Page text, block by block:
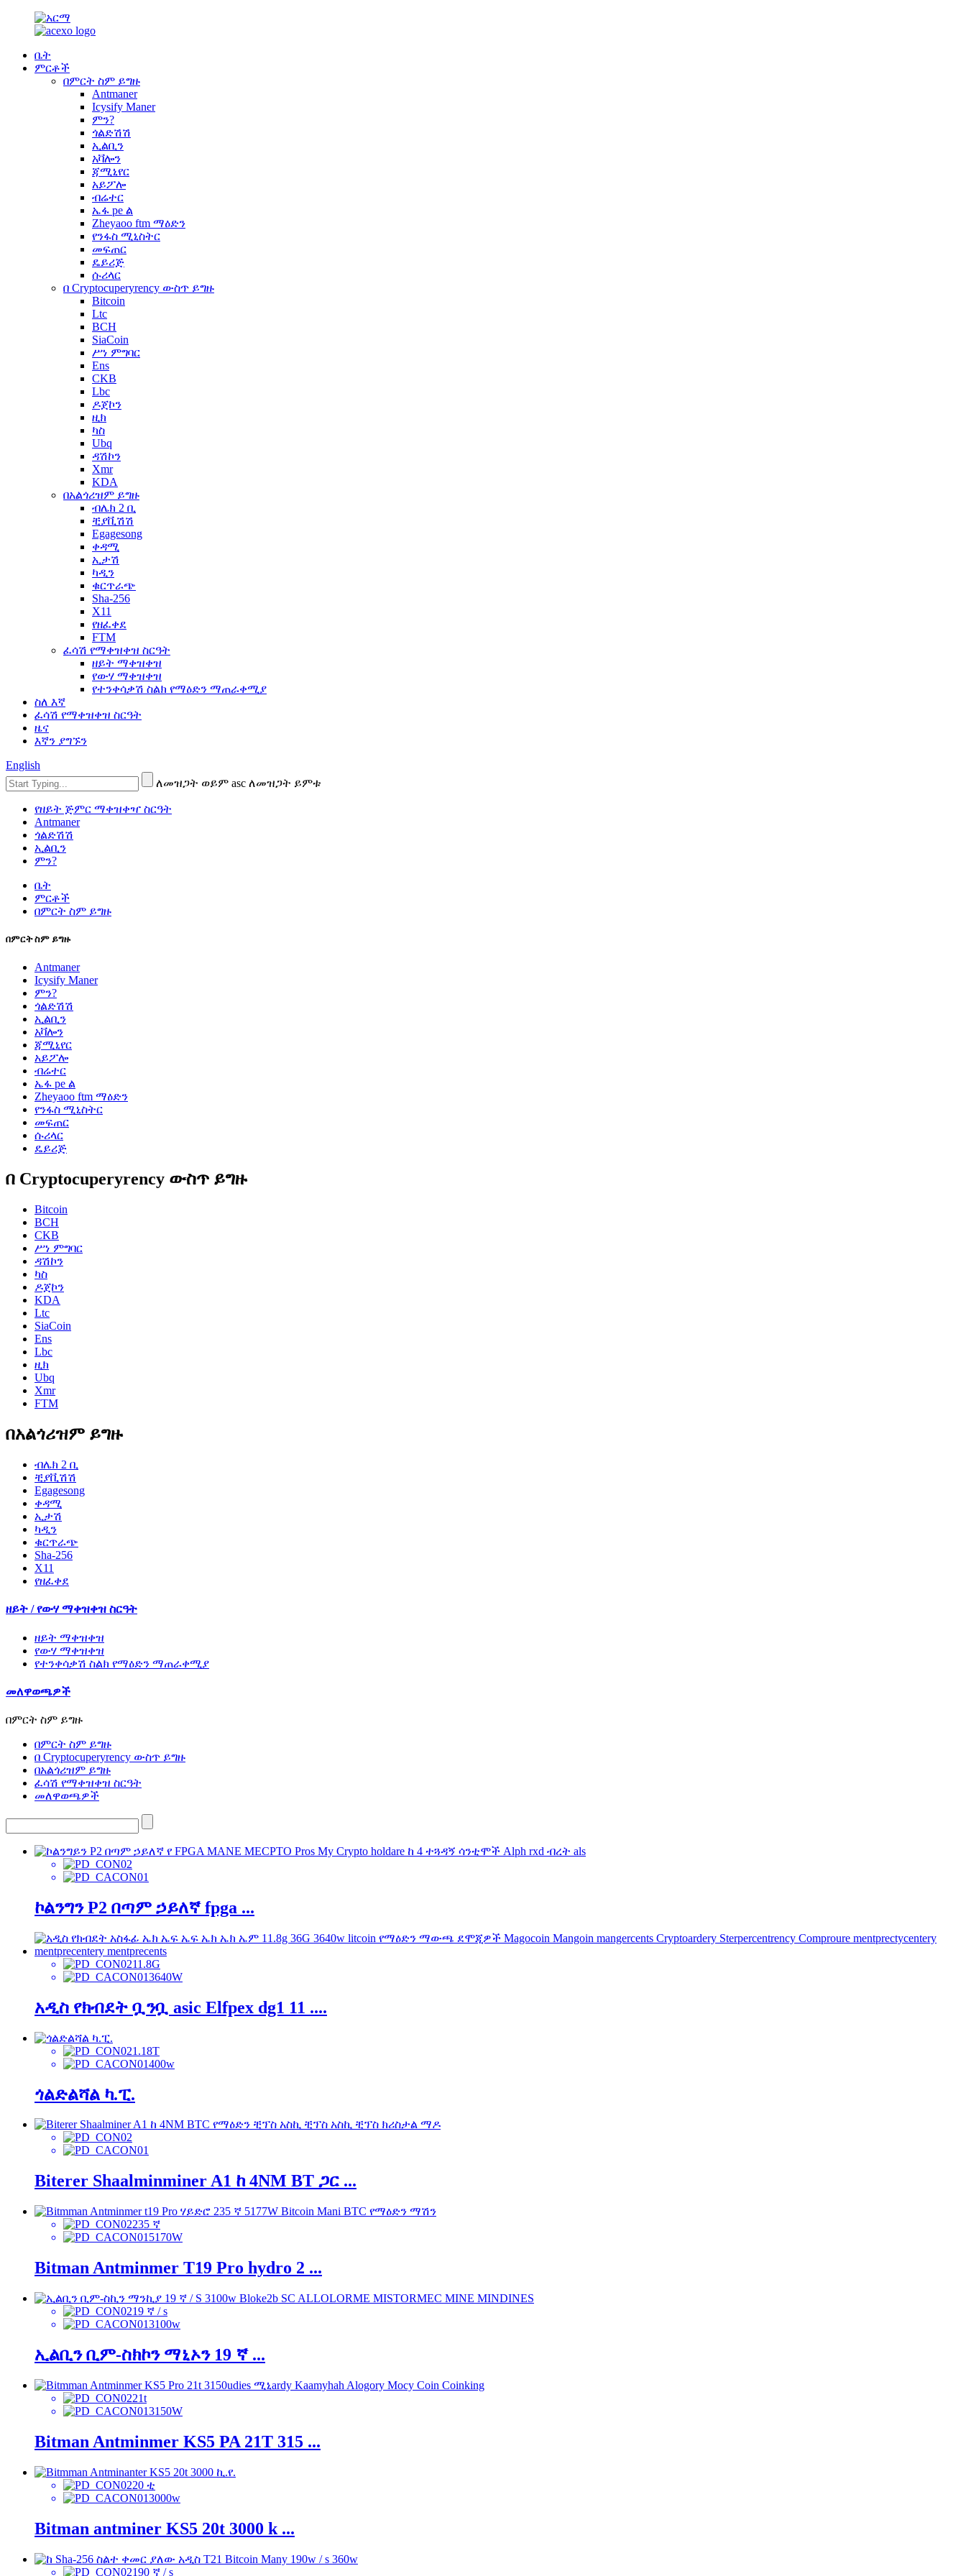
ቤት
ምርቶች
በምርት ስም ይግዙ
Antmaner
Icysify Maner
ምን?
ጎልድሽሽ
ኢልቢን
አቫሎን
ጃሚኒየር
አይፖሎ
ብሬተር
ኤፋ pe ል
Zheyaoo ftm ማዕድን
የንፋስ ሚኒስትር
መፍጠር
ዴይሪጅ
ሱሪላር
በ Cryptocuperyrency ውስጥ ይግዙ
Bitcoin
Ltc
BCH
SiaCoin
ሥነ ምግባር
Ens
CKB
Lbc
ዶጀኮን
ዚክ
ካስ
Ubq
ዳሽኮን
Xmr
KDA
በአልጎሪዝም ይግዙ
ብሌክ 2 ቢ
ቺያቪሽሽ
Egagesong
ቀዳሚ
ኢታሽ
ካዲን
ቁርጥራጭ
Sha-256
X11
የዘፈቀደ
FTM
ፈሳሽ የማቀዝቀዝ ስርዓት
ዘይት ማቀዝቀዝ
የውሃ ማቀዝቀዝ
የተንቀሳቃሽ ስልክ የማዕድን ማጠራቀሚያ
ስለ እኛ
ፈሳሽ የማቀዝቀዝ ስርዓት
ዜና
እኛን ያግኙን
English
ለመዝጋት ወይም asc ለመዝጋት ይምቱ
የዘይት ጅምር ማቀዝቀዣ ስርዓት
Antmaner
ጎልድሽሽ
ኢልቢን
ምን?
ቤት
ምርቶች
በምርት ስም ይግዙ
በምርት ስም ይግዙ
Antmaner
Icysify Maner
ምን?
ጎልድሽሽ
ኢልቢን
አቫሎን
ጃሚኒየር
አይፖሎ
ብሬተር
ኤፋ pe ል
Zheyaoo ftm ማዕድን
የንፋስ ሚኒስትር
መፍጠር
ሱሪላር
ዴይሪጅ
በ Cryptocuperyrency ውስጥ ይግዙ
Bitcoin
BCH
CKB
ሥነ ምግባር
ዳሽኮን
ካስ
ዶጀኮን
KDA
Ltc
SiaCoin
Ens
Lbc
ዚክ
Ubq
Xmr
FTM
በአልጎሪዝም ይግዙ
ብሌክ 2 ቢ
ቺያቪሽሽ
Egagesong
ቀዳሚ
ኢታሽ
ካዲን
ቁርጥራጭ
Sha-256
X11
የዘፈቀደ
ዘይት / የውሃ ማቀዝቀዝ ስርዓት
ዘይት ማቀዝቀዝ
የውሃ ማቀዝቀዝ
የተንቀሳቃሽ ስልክ የማዕድን ማጠራቀሚያ
መለዋወጫዎች
በምርት ስም ይግዙ
በምርት ስም ይግዙ
በ Cryptocuperyrency ውስጥ ይግዙ
በአልጎሪዝም ይግዙ
ፈሳሽ የማቀዝቀዝ ስርዓት
መለዋወጫዎች
ኮልንግን P2 በጣም ኃይለኛ fpga ...
11.8G
3640W
አዲስ የክብደት ቧንቧ asic Elfpex dg1 11 ....
1.18T
400w
ጎልድልሻል ካ.ፒ.
Biterer Shaalminminer A1 ከ 4NM BT ጋር ...
235 ኛ
5170W
Bitman Antminmer T19 Pro hydro 2 ...
19 ኛ / s
3100w
ኢልቢን ቢም-ስክኮን ማኒኦን 19 ኛ ...
21t
3150W
Bitman Antminmer KS5 PA 21T 315 ...
20 ቲ
3000w
Bitman antminer KS5 20t 3000 k ...
190 ኛ / s